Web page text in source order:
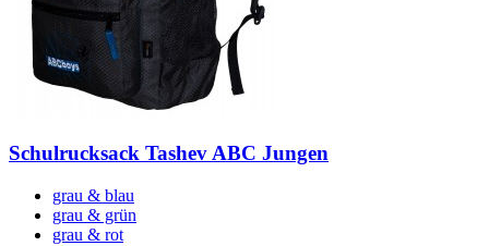
Schulrucksack Tashev ABC Jungen
grau & blau
grau & grün
grau & rot